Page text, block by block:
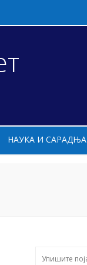
НАУКА И САРАДЊА